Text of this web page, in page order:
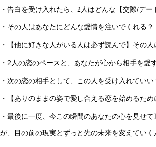
・告白を受け入れたら、2人はどんな【交際/デー
・その人はあなたにどんな愛情を注いでくれる？
・【他に好きな人がいる人は必ず読んで】その
・2人の恋のペースと、あなたが心から相手を愛
・次の恋の相手として、この人を受け入れていい
・【ありのままの姿で愛し合える恋を始めるた
・最後に一度、今この瞬間のあなたの心を見せ
が、目の前の現実とずっと先の未来を変えていく